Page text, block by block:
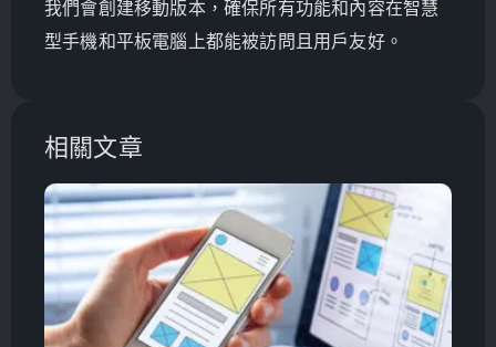
我們會創建移動版本，確保所有功能和內容在智慧
型手機和平板電腦上都能被訪問且用戶友好。
相關文章